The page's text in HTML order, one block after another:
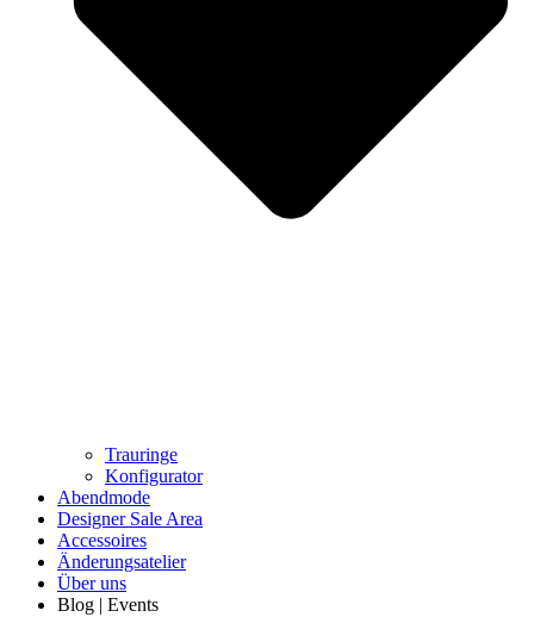
Trauringe
Konfigurator
Abendmode
Designer Sale Area
Accessoires
Änderungsatelier
Über uns
Blog | Events